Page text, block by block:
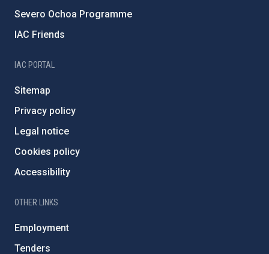
Severo Ochoa Programme
IAC Friends
IAC PORTAL
Sitemap
Privacy policy
Legal notice
Cookies policy
Accessibility
OTHER LINKS
Employment
Tenders